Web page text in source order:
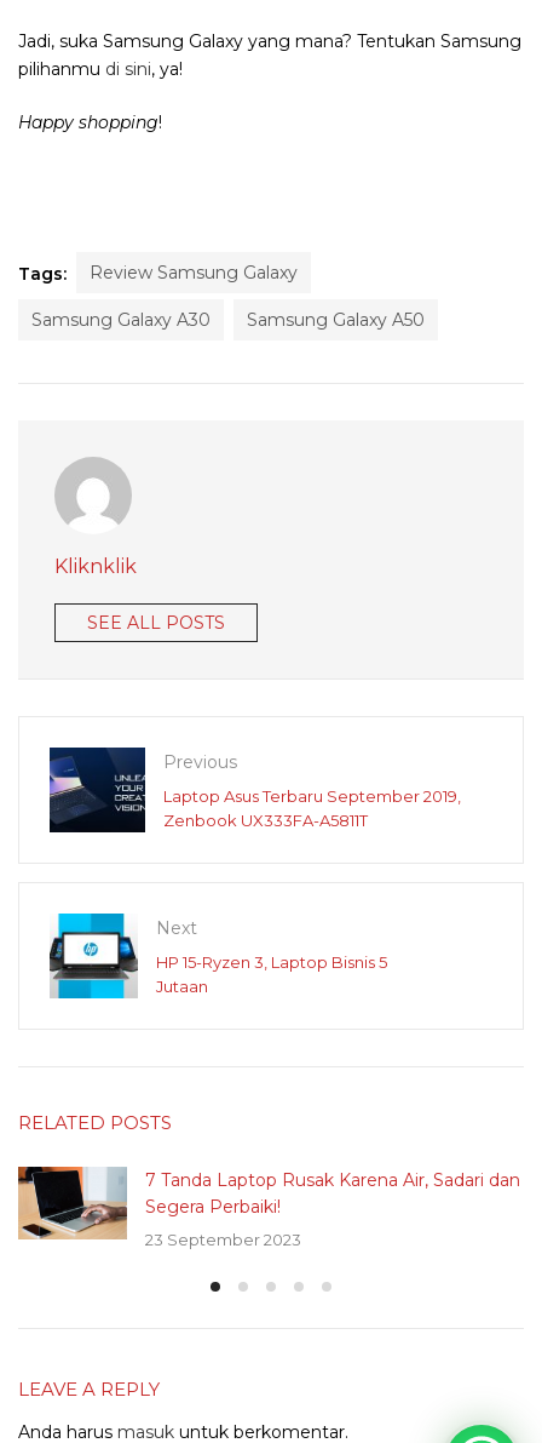
Jadi, suka Samsung Galaxy yang mana? Tentukan Samsung
pilihanmu di sini, ya!
Happy shopping!
Tags: Review Samsung Galaxy
Samsung Galaxy A30 Samsung Galaxy A50
Kliknklik
SEE ALL POSTS
Previous
Laptop Asus Terbaru September 2019,
Zenbook UX333FA-A5811T
Next
HP 15-Ryzen 3, Laptop Bisnis 5
Jutaan
RELATED POSTS
7 Tanda Laptop Rusak Karena Air, Sadari dan
Segera Perbaiki!
23 September 2023
LEAVE A REPLY
Anda harus masuk untuk berkomentar.